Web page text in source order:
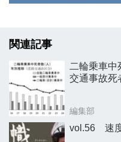
関連記事
二輪乗車中
交通事故死
編集部
vol.56 速